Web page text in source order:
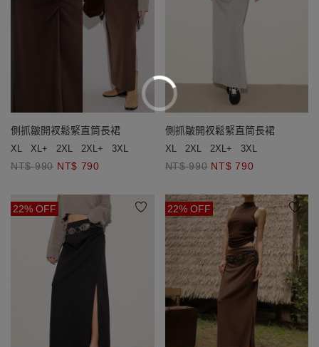
側抓皺開衩鬆緊直筒長裙
XL XL+ 2XL 2XL+ 3XL
NT$ 990 NT$ 790
側抓皺開衩鬆緊直筒長裙
XL 2XL 2XL+ 3XL
NT$ 990 NT$ 790
22% OFF 22% OFF